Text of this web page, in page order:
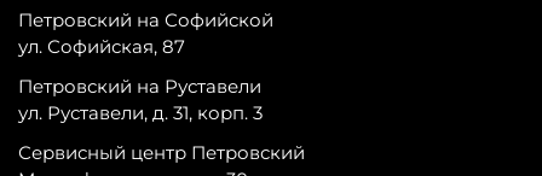
Петровский на Софийской
ул. Софийская, 87
Петровский на Руставели
ул. Руставели, д. 31, корп. 3
Сервисный центр Петровский